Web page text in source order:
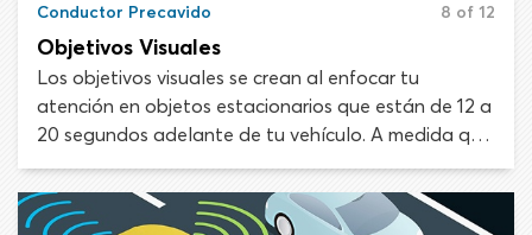
Conductor Precavido 8 of 12
Objetivos Visuales
Los objetivos visuales se crean al enfocar tu
atención en objetos estacionarios que están de 12 a
20 segundos adelante de tu vehículo. A medida que
te acercas al objetivo visual, debes seleccionar un
nuevo objeto fijo en esa ventana de 12 a 20
segundos y repetir el proceso continuamente a